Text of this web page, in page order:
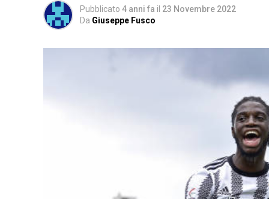
Pubblicato 4 anni fa il 23 Novembre 2022
Da Giuseppe Fusco